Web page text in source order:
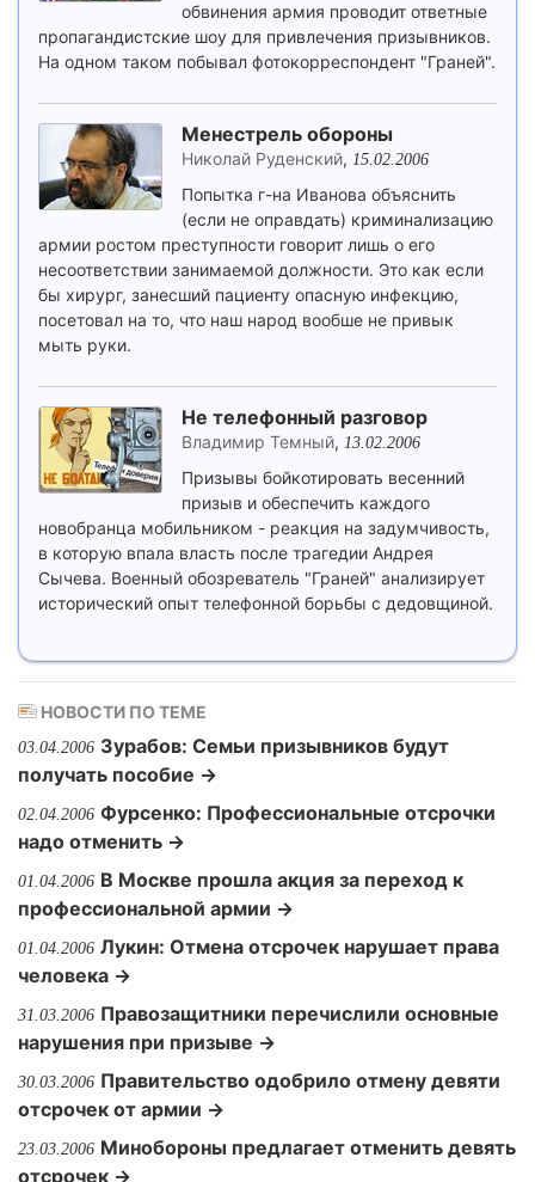
обвинения армия проводит ответные
пропагандистские шоу для привлечения призывников.
На одном таком побывал фотокорреспондент "Граней".
Менестрель обороны
Николай Руденский, 15.02.2006
Попытка г-на Иванова объяснить
(если не оправдать) криминализацию
армии ростом преступности говорит лишь о его
несоответствии занимаемой должности. Это как если
бы хирург, занесший пациенту опасную инфекцию,
посетовал на то, что наш народ вообше не привык
мыть руки.
Не телефонный разговор
Владимир Темный, 13.02.2006
Призывы бойкотировать весенний
призыв и обеспечить каждого
новобранца мобильником - реакция на задумчивость,
в которую впала власть после трагедии Андрея
Сычева. Военный обозреватель "Граней" анализирует
исторический опыт телефонной борьбы с дедовщиной.
НОВОСТИ ПО ТЕМЕ
03.04.2006 Зурабов: Семьи призывников будут
получать пособие →
02.04.2006 Фурсенко: Профессиональные отсрочки
надо отменить →
01.04.2006 В Москве прошла акция за переход к
профессиональной армии →
01.04.2006 Лукин: Отмена отсрочек нарушает права
человека →
31.03.2006 Правозащитники перечислили основные
нарушения при призыве →
30.03.2006 Правительство одобрило отмену девяти
отсрочек от армии →
23.03.2006 Минобороны предлагает отменить девять
отсрочек →